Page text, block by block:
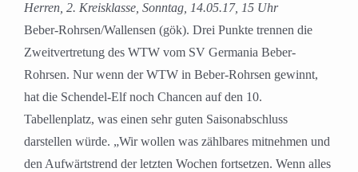
Herren, 2. Kreisklasse, Sonntag, 14.05.17, 15 Uhr
Beber-Rohrsen/Wallensen (gök). Drei Punkte trennen die
Zweitvertretung des WTW vom SV Germania Beber-
Rohrsen. Nur wenn der WTW in Beber-Rohrsen gewinnt,
hat die Schendel-Elf noch Chancen auf den 10.
Tabellenplatz, was einen sehr guten Saisonabschluss
darstellen würde. „Wir wollen was zählbares mitnehmen und
den Aufwärtstrend der letzten Wochen fortsetzen. Wenn alles